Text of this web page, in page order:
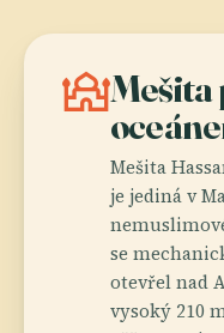
mosqueMešita
Mešita
je jediná v
se
otevřel nad
vysoký 210